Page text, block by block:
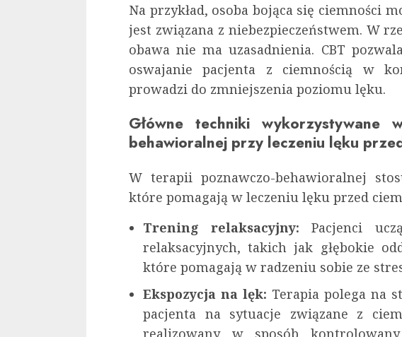
Na przykład, osoba bojąca się ciemności
jest związana z niebezpieczeństwem. W
obawa nie ma uzasadnienia. CBT
oswajanie pacjenta z ciemnością w
prowadzi do zmniejszenia poziomu lęku.
Główne techniki wykorzystywane
behawioralnej przy leczeniu lęku
W terapii poznawczo-behawioralnej
które pomagają w leczeniu lęku przed
Trening relaksacyjny: Pacjenci
relaksacyjnych, takich jak głębokie
które pomagają w radzeniu sobie ze
Ekspozycja na lęk: Terapia polega na
pacjenta na sytuacje związane z
realizowany w sposób